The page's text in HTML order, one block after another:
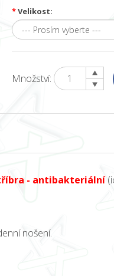
*Velikost:
Množství:
- antibakteriální
nošení.